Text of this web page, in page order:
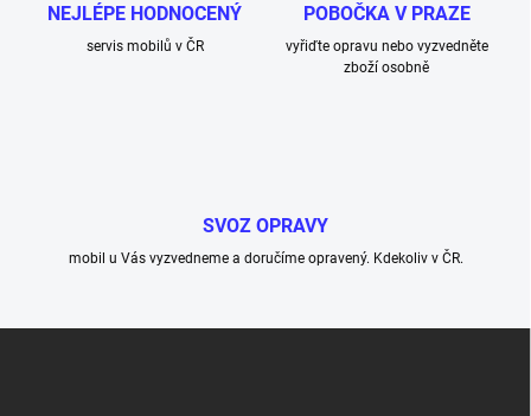
NEJLÉPE HODNOCENÝ
servis mobilů v ČR
POBOČKA V PRAZE
vyřiďte opravu nebo vyzvedněte
zboží osobně
SVOZ OPRAVY
mobil u Vás vyzvedneme a doručíme opravený. Kdekoliv v ČR.